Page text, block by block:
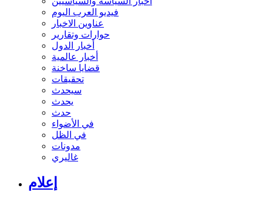
فيديو العرب اليوم
عناوين الاخبار
حوارات وتقارير
أخبار الدول
أخبار عالمية
قضايا ساخنة
تحقيقات
سيحدث
يحدث
حدث
في الأضواء
في الظل
مدونات
غاليري
إعلام